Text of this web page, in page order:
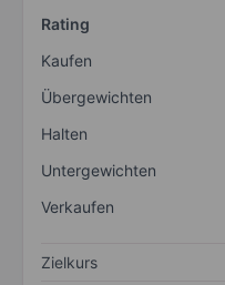
Rating
Kaufen
Übergewichten
Halten
Untergewichten
Verkaufen
Zielkurs